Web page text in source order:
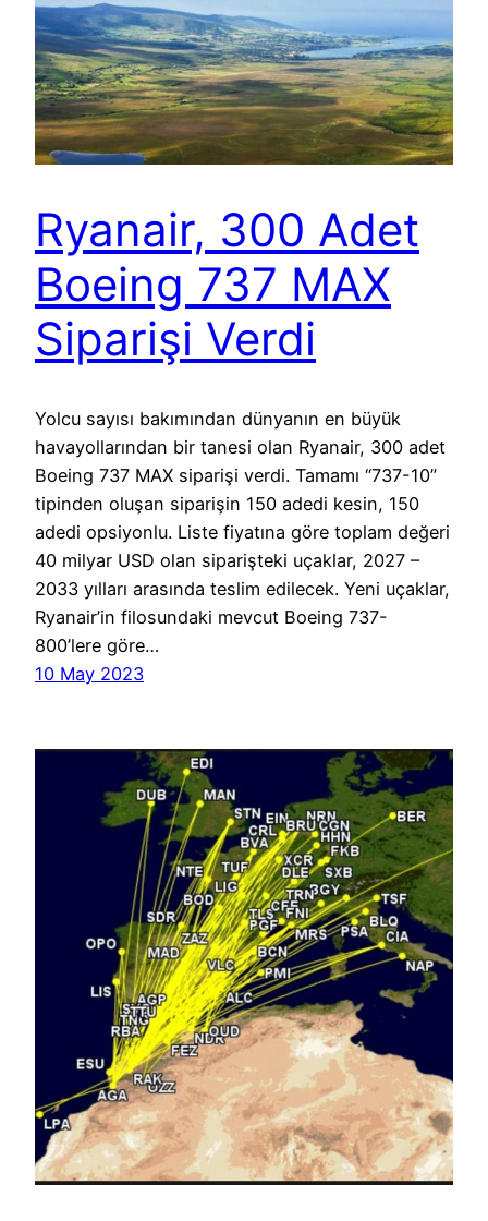
Ryanair, 300 Adet
Boeing 737 MAX
Siparişi Verdi
Yolcu sayısı bakımından dünyanın en büyük
havayollarından bir tanesi olan Ryanair, 300 adet
Boeing 737 MAX siparişi verdi. Tamamı “737-10”
tipinden oluşan siparişin 150 adedi kesin, 150
adedi opsiyonlu. Liste fiyatına göre toplam değeri
40 milyar USD olan siparişteki uçaklar, 2027 –
2033 yılları arasında teslim edilecek. Yeni uçaklar,
Ryanair’in filosundaki mevcut Boeing 737-
800’lere göre…
10 May 2023